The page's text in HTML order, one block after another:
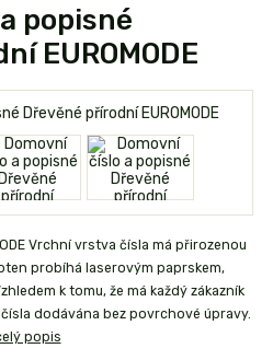
popisné
EUROMODE
Vrchní vrstva čísla má přirozenou
probíhá laserovým paprskem,
k tomu, že má každý zákazník
dodávána bez povrchové úpravy.
popis